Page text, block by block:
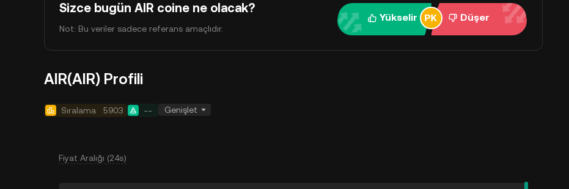
Sizce bugün AIR coine ne olacak?
Not: Bu veriler sadece referans amaçlıdır.
Yükselir Düşer
AIR(AIR) Profili
Sıralama 5903 -- Genişlet
Fiyat Aralığı (24s)